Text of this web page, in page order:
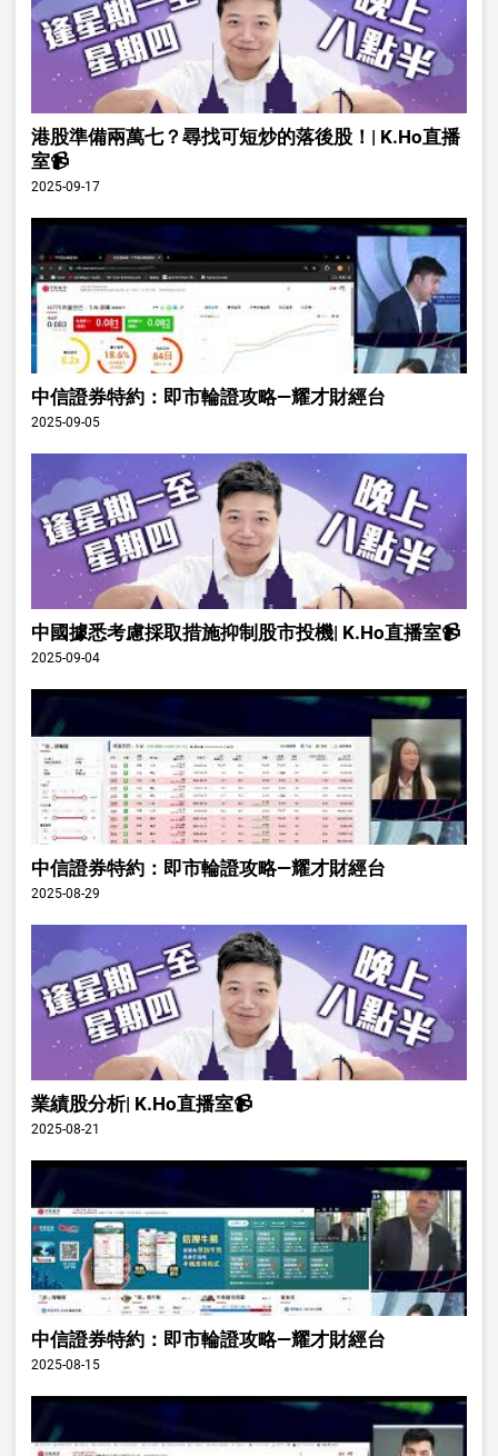
港股準備兩萬七？尋找可短炒的落後股！| K.Ho直播
室📹
2025-09-17
中信證券特約：即市輪證攻略—耀才財經台
2025-09-05
中國據悉考慮採取措施抑制股市投機| K.Ho直播室📹
2025-09-04
中信證券特約：即市輪證攻略—耀才財經台
2025-08-29
業績股分析| K.Ho直播室📹
2025-08-21
中信證券特約：即市輪證攻略—耀才財經台
2025-08-15